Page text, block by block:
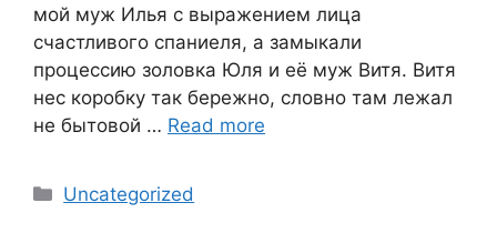
мой муж Илья с выражением лица
счастливого спаниеля, а замыкали
процессию золовка Юля и её муж Витя. Витя
нес коробку так бережно, словно там лежал
не бытовой … Read more
Categories
Uncategorized